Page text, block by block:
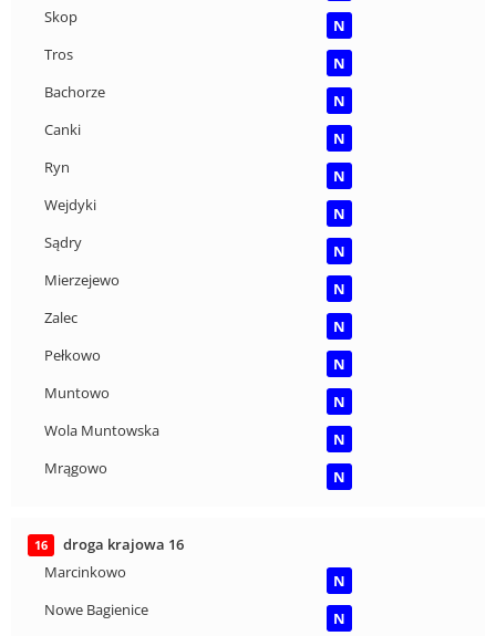
Skop
N
Tros
N
Bachorze
N
Canki
N
Ryn
N
Wejdyki
N
Sądry
N
Mierzejewo
N
Zalec
N
Pełkowo
N
Muntowo
N
Wola Muntowska
N
Mrągowo
N
16
droga krajowa 16
Marcinkowo
N
Nowe Bagienice
N